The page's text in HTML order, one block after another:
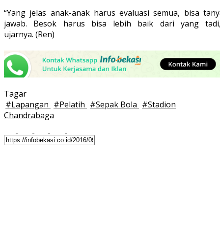
“Yang jelas anak-anak harus evaluasi semua, bisa
jawab. Besok harus bisa lebih baik dari yang
ujarnya. (Ren)
Tagar
#Lapangan #Pelatih #Sepak Bola #Stadion
Chandrabaga